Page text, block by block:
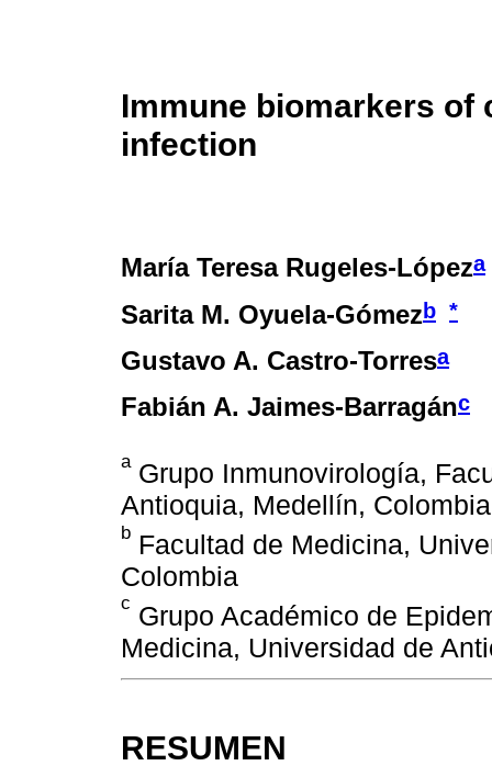
Immune biomarkers of
infection
María Teresa Rugeles-Lópeza
Sarita M. Oyuela-Gómezb *
Gustavo A. Castro-Torresa
Fabián A. Jaimes-Barragánc
aGrupo Inmunovirología,
Antioquia, Medellín, Colombia
b Facultad de Medicina,
Colombia
c Grupo Académico de
Medicina, Universidad de
RESUMEN